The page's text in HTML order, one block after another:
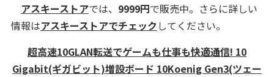
アスキーストアでは、 9999円で販売中。さらに詳しい
情報はアスキーストアでチェックしてください。
超高速10GLAN転送でゲームも仕事も快適通信! 10
Gigabit(ギガビット)増設ボード 10Koenig Gen3(ツェー